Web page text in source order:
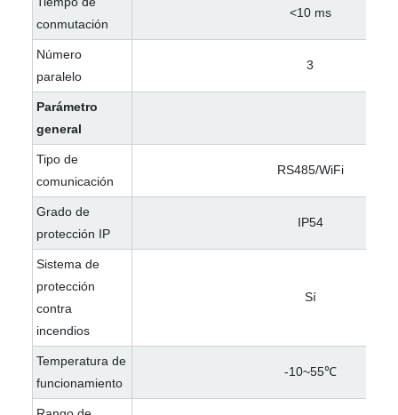
conmutación
<10 ms
Número
paralelo
3
Parámetro
general
Tipo de
comunicación
RS485/WiFi
Grado de
protección IP
IP54
Sistema de
protección
contra
incendios
Sí
Temperatura de
funcionamiento
-10~55℃